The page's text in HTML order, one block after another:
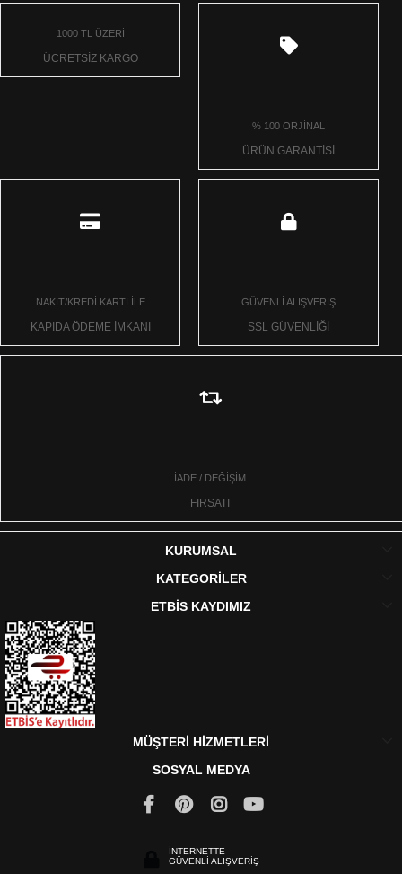
1000 TL ÜZERİ
ÜCRETSİZ KARGO
% 100 ORJİNAL
ÜRÜN GARANTİSİ
NAKİT/KREDİ KARTI İLE
KAPIDA ÖDEME İMKANI
GÜVENLİ ALIŞVERİŞ
SSL GÜVENLİĞİ
İADE / DEĞİŞİM
FIRSATI
KURUMSAL
KATEGORİLER
ETBİS KAYDIMIZ
MÜŞTERİ HİZMETLERİ
SOSYAL MEDYA
İNTERNETTE
GÜVENLİ ALIŞVERİŞ